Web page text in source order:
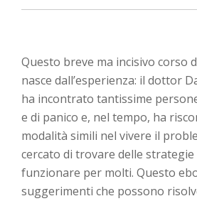
Questo breve ma incisivo corso
nasce dall’esperienza: il dottor
ha incontrato tantissime
e di panico e, nel tempo, ha
modalità simili nel vivere il
cercato di trovare delle
funzionare per molti. Questo
suggerimenti che possono